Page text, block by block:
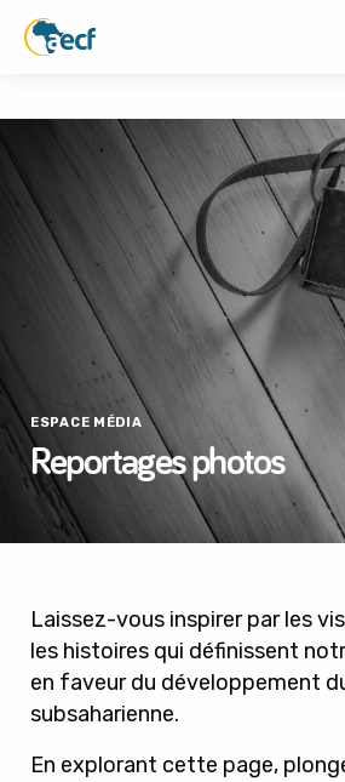
ESPACE MÉDIA
Reportages photos
Laissez-vous inspirer par les
les histoires qui définissent
en faveur du développement
subsaharienne.
En explorant cette page,